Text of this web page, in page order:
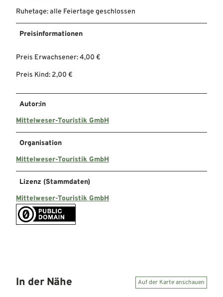
Ruhetage: alle Feiertage geschlossen
Preisinformationen
Preis Erwachsener: 4,00 €
Preis Kind: 2,00 €
Autor:in
Mittelweser-Touristik GmbH
Organisation
Mittelweser-Touristik GmbH
Lizenz (Stammdaten)
Mittelweser-Touristik GmbH
In der Nähe Auf der Karte anschauen